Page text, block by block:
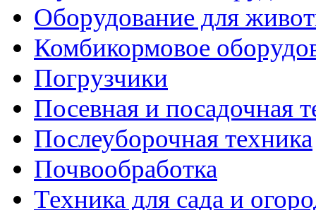
Оборудование для
Комбикормовое
Погрузчики
Посевная и посадочная
Послеуборочная техника
Почвообработка
Техника для сада и